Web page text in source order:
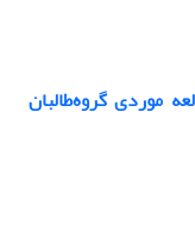
موردی گروه‌طالبان